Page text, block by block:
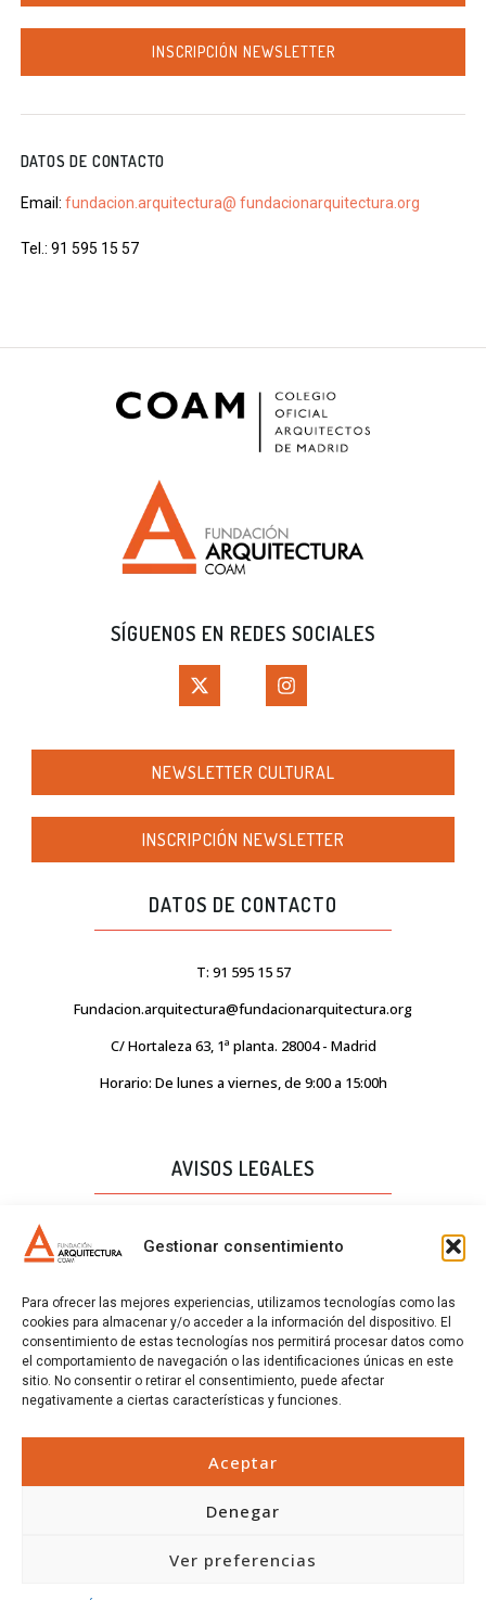
Gestionar consentimiento
Para ofrecer las mejores experiencias, utilizamos tecnologías como las
cookies para almacenar y/o acceder a la información del dispositivo. El
consentimiento de estas tecnologías nos permitirá procesar datos como
el comportamiento de navegación o las identificaciones únicas en este
sitio. No consentir o retirar el consentimiento, puede afectar
negativamente a ciertas características y funciones.
Aceptar
Denegar
Ver preferencias
INSCRIPCIÓN NEWSLETTER
DATOS DE CONTACTO
Email: fundacion.arquitectura@ fundacionarquitectura.org
Tel.: 91 595 15 57
SÍGUENOS EN REDES SOCIALES
NEWSLETTER CULTURAL
INSCRIPCIÓN NEWSLETTER
DATOS DE CONTACTO
T: 91 595 15 57
Fundacion.arquitectura@fundacionarquitectura.org
C/ Hortaleza 63, 1ª planta. 28004 - Madrid
Horario: De lunes a viernes, de 9:00 a 15:00h
AVISOS LEGALES
POLÍTICA DE CALIDAD
POLÍTICA DE COOKIES
CERTIFICADOS